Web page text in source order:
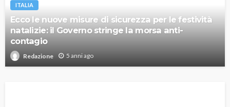
ITALIA
Ecco le nuove misure di sicurezza per le festività
natalizie: il Governo stringe la morsa anti-
contagio
Redazione 5 anni ago